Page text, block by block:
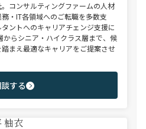
コンサルティングファームの人材
・IT各領域へのご転職を多数支
ントへのキャリアチェンジ支援に
らシニア・ハイクラス層まで、候
まえ最適なキャリアをご提案させ
する
柚衣